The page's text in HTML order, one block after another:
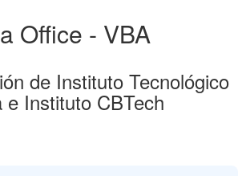
Office - VBA
de Instituto Tecnológico
Instituto CBTech